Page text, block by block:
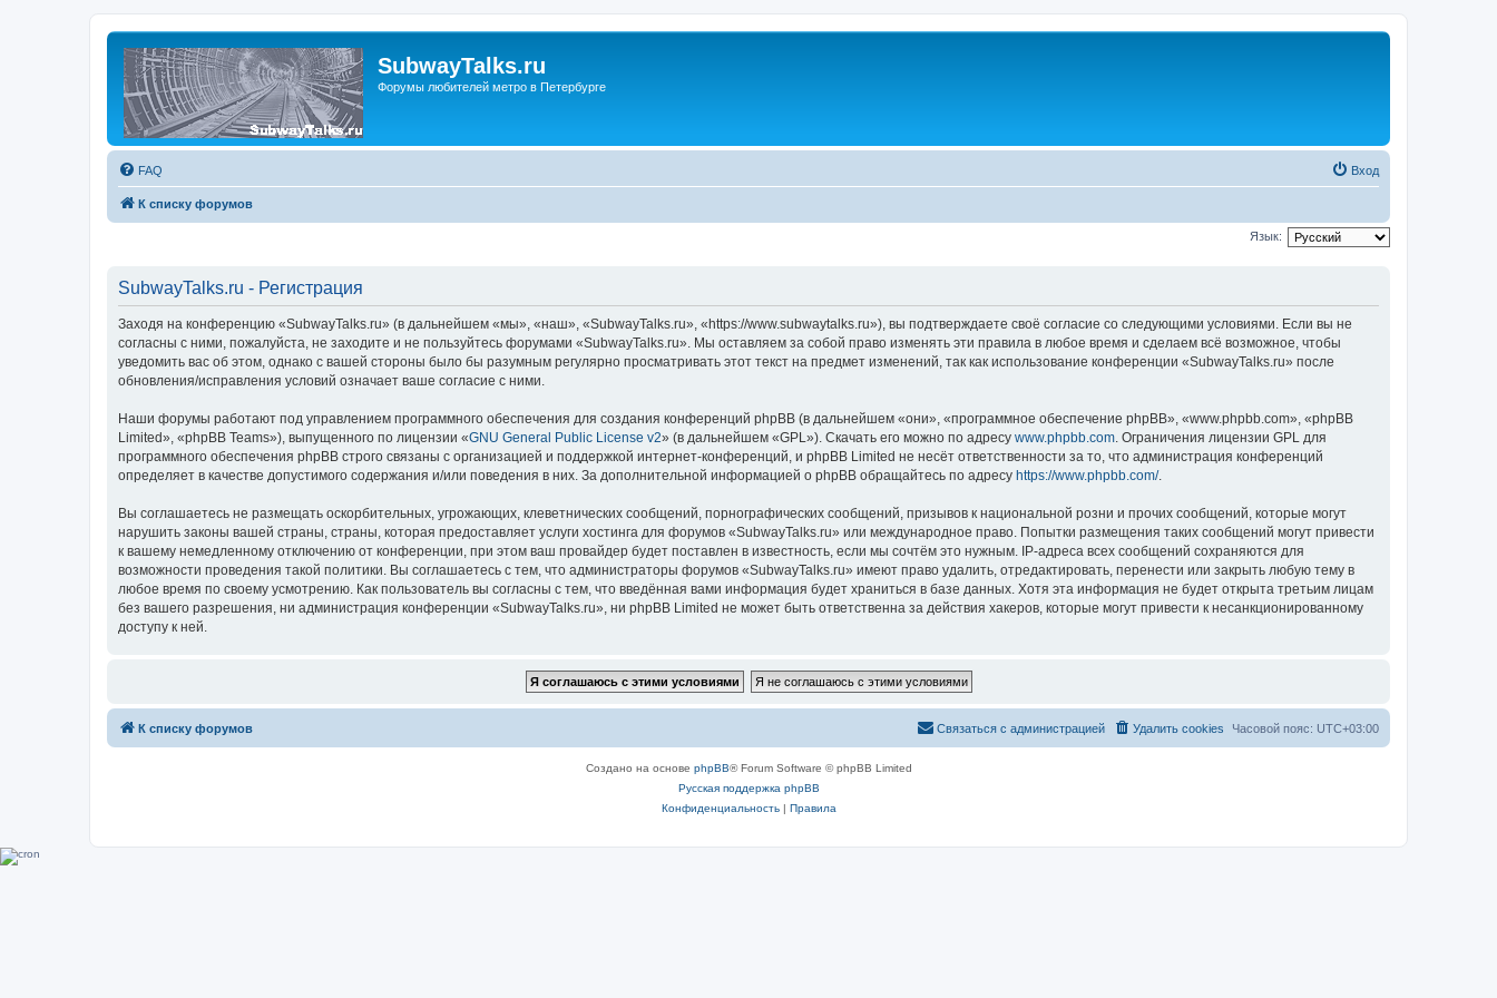
SubwayTalks.ru
Форумы любителей метро в Петербурге
FAQ Вход
К списку форумов
Язык:
SubwayTalks.ru - Регистрация
Заходя на конференцию «SubwayTalks.ru» (в дальнейшем «мы», «наш», «SubwayTalks.ru», «https://www.subwaytalks.ru»), вы подтверждаете своё согласие со следующими условиями. Если вы не
согласны с ними, пожалуйста, не заходите и не пользуйтесь форумами «SubwayTalks.ru». Мы оставляем за собой право изменять эти правила в любое время и сделаем всё возможное, чтобы
уведомить вас об этом, однако с вашей стороны было бы разумным регулярно просматривать этот текст на предмет изменений, так как использование конференции «SubwayTalks.ru» после
обновления/исправления условий означает ваше согласие с ними.
Наши форумы работают под управлением программного обеспечения для создания конференций phpBB (в дальнейшем «они», «программное обеспечение phpBB», «www.phpbb.com», «phpBB
Limited», «phpBB Teams»), выпущенного по лицензии «GNU General Public License v2» (в дальнейшем «GPL»). Скачать его можно по адресу www.phpbb.com . Ограничения лицензии GPL для
программного обеспечения phpBB строго связаны с организацией и поддержкой интернет-конференций, и phpBB Limited не несёт ответственности за то, что администрация конференций
определяет в качестве допустимого содержания и/или поведения в них. За дополнительной информацией о phpBB обращайтесь по адресу https://www.phpbb.com/.
Вы соглашаетесь не размещать оскорбительных, угрожающих, клеветнических сообщений, порнографических сообщений, призывов к национальной розни и прочих сообщений, которые могут
нарушить законы вашей страны, страны, которая предоставляет услуги хостинга для форумов «SubwayTalks.ru» или международное право. Попытки размещения таких сообщений могут привести
к вашему немедленному отключению от конференции, при этом ваш провайдер будет поставлен в известность, если мы сочтём это нужным. IP-адреса всех сообщений сохраняются для
возможности проведения такой политики. Вы соглашаетесь с тем, что администраторы форумов «SubwayTalks.ru» имеют право удалить, отредактировать, перенести или закрыть любую тему в
любое время по своему усмотрению. Как пользователь вы согласны с тем, что введённая вами информация будет храниться в базе данных. Хотя эта информация не будет открыта третьим лицам
без вашего разрешения, ни администрация конференции «SubwayTalks.ru», ни phpBB Limited не может быть ответственна за действия хакеров, которые могут привести к несанкционированному
доступу к ней.
К списку форумов Часовой пояс: UTC+03:00
Удалить cookies
Связаться с администрацией
Создано на основе phpBB® Forum Software © phpBB Limited
Русская поддержка phpBB
Конфиденциальность| Правила